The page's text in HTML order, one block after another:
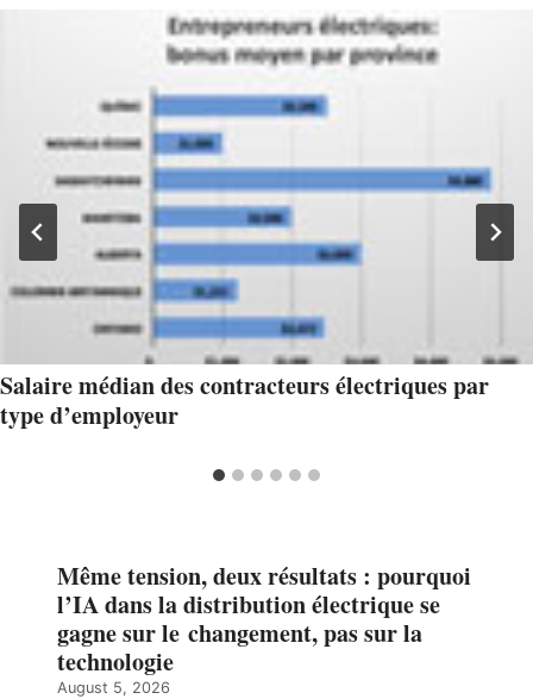
Salaire médian des contracteurs électriques par
type d’employeur
Même tension, deux résultats : pourquoi
l’IA dans la distribution électrique se
gagne sur le changement, pas sur la
technologie
August 5, 2026